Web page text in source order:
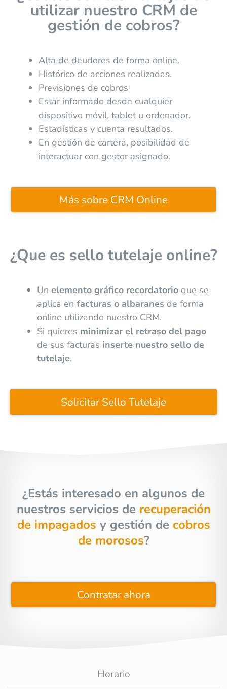
utilizar nuestro CRM de
gestión de cobros?
Alta de deudores de forma online.
Histórico de acciones realizadas.
Previsiones de cobros
Estar informado desde cualquier
dispositivo móvil, tablet u ordenador.
Estadísticas y cuenta resultados.
En gestión de cartera, posibilidad de
interactuar con gestor asignado.
Más sobre CRM Online
¿Que es sello tutelaje online?
Un elemento gráfico recordatorioque se
aplica en facturas o albaranes de forma
online utilizando nuestro CRM.
Si quieres minimizar el retraso del pago
de sus facturas inserte nuestro sello de
tutelaje.
Solicitar Sello Tutelaje
¿Estás interesado en algunos de
nuestros servicios de recuperación
de impagados y gestión de cobros
de morosos?
Contratar ahora
Horario